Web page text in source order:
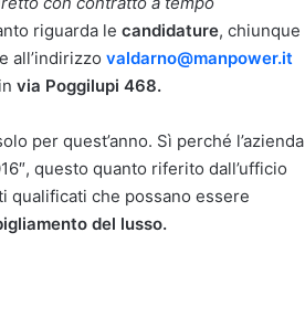
riguarda le candidature, chiunque
all’indirizzo valdarno@manpower.it
via Poggilupi 468.
per quest’anno. Sì perché l’azienda
questo quanto riferito dall’ufficio
qualificati che possano essere
del lusso.